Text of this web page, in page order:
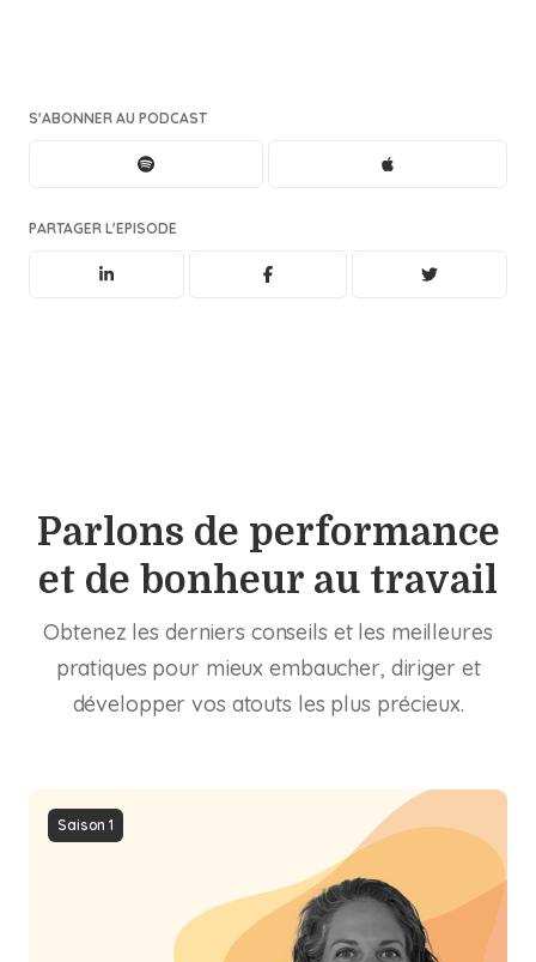
S'ABONNER AU PODCAST
PARTAGER L'EPISODE
Parlons de performance
et de bonheur au travail
Obtenez les derniers conseils et les meilleures
pratiques pour mieux embaucher, diriger et
développer vos atouts les plus précieux.
Saison 1